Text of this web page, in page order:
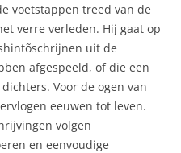
voetstappen treed van de
verre verleden. Hij gaat op
uit de
afgespeeld, of die een
Voor de ogen van
eeuwen tot leven.
volgen
en eenvoudige